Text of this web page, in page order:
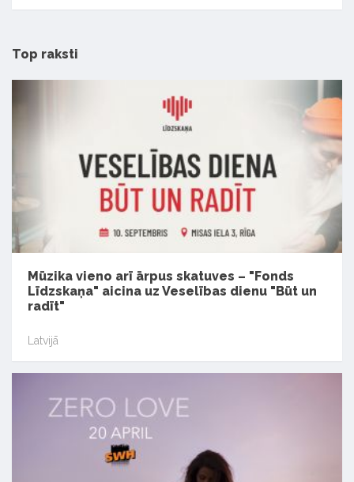
Top raksti
Mūzika vieno arī ārpus skatuves – "Fonds
Līdzskaņa" aicina uz Veselības dienu "Būt un
radīt"
Latvijā